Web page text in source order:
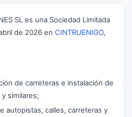
SL es una Sociedad Limitada
de 2026 en CINTRUENIGO,
de carreteras e instalación de
similares;
autopistas, calles, carreteras y